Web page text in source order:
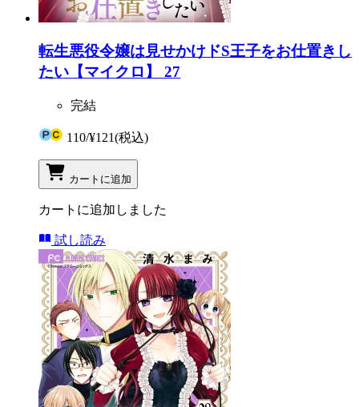
転生悪役令嬢は見せかけドS王子をお仕置きし
たい【マイクロ】 27
完結
110/¥121(税込)
カートに追加
カートに追加しました
試し読み